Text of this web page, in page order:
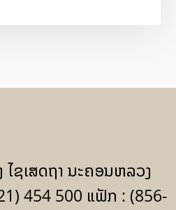
ໄຊເສດຖາ ນະຄອນຫລວງ
454 500 ແຟັກ : (856-